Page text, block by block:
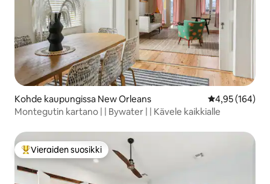
Kohde kaupungissa New Orleans
4,95 (164)
Montegutin kartano | | Bywater | | Kävele kaikkialle
Vieraiden suosikkien parhaimmistoa
Vieraiden suosikki